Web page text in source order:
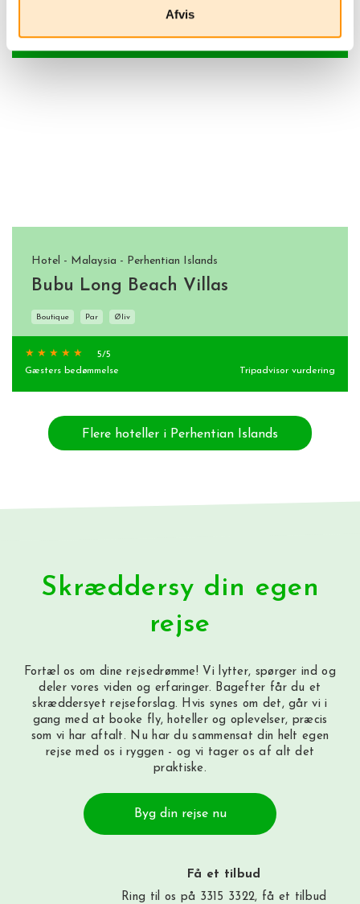
Afvis
Gæsters bedømmelse
Tripadvisor vurdering
Hotel - Malaysia - Perhentian Islands
Bubu Long Beach Villas
Boutique Par Øliv
5/5
Gæsters bedømmelse
Tripadvisor vurdering
Flere hoteller i Perhentian Islands
Skræddersy din egen
rejse
Fortæl os om dine rejsedrømme! Vi lytter, spørger ind og
deler vores viden og erfaringer. Bagefter får du et
skræddersyet rejseforslag. Hvis synes om det, går vi i
gang med at booke fly, hoteller og oplevelser, præcis
som vi har aftalt. Nu har du sammensat din helt egen
rejse med os i ryggen - og vi tager os af alt det
praktiske.
Byg din rejse nu
Få et tilbud
Ring til os på 3315 3322, få et tilbud